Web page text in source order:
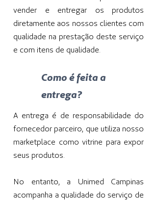
vender e entregar os produtos
diretamente aos nossos clientes com
qualidade na prestação deste serviço
e com itens de qualidade.
Como é feita a
entrega?
A entrega é de responsabilidade do
fornecedor parceiro, que utiliza nosso
marketplace como vitrine para expor
seus produtos.
No entanto, a Unimed Campinas
acompanha a qualidade do serviço de